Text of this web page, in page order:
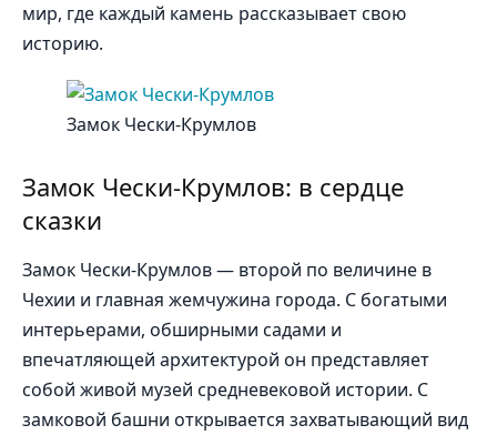
мир, где каждый камень рассказывает свою
историю.
Замок Чески-Крумлов
Замок Чески-Крумлов: в сердце
сказки
Замок Чески-Крумлов — второй по величине в
Чехии и главная жемчужина города. С богатыми
интерьерами, обширными садами и
впечатляющей архитектурой он представляет
собой живой музей средневековой истории. С
замковой башни открывается захватывающий вид